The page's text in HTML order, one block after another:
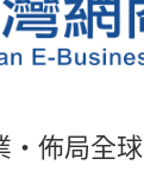
・佈局全球